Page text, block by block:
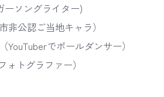
ソングライター)
公認ご当地キャラ）
でポールダンサー）
トグラファー）